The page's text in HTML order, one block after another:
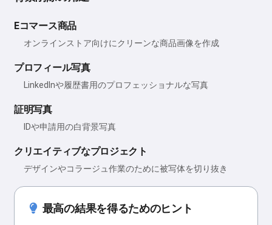
Eコマース商品
オンラインストア向けにクリーンな商品画像を作成
プロフィール写真
LinkedInや履歴書用のプロフェッショナルな写真
証明写真
IDや申請用の白背景写真
クリエイティブなプロジェクト
デザインやコラージュ作業のために被写体を切り抜き
最高の結果を得るためのヒント